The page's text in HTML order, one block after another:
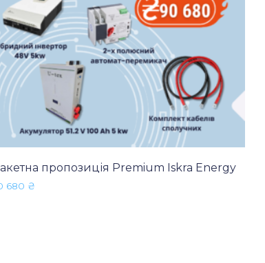
пропозиція Premium Iskra Energy
680 ₴